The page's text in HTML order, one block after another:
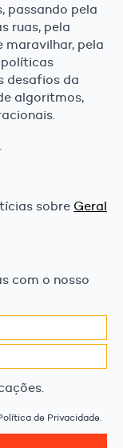
passando pela
ruas, pela
maravilhar, pela
desafios da
algoritmos,
sobre Geral
com o nosso
de Privacidade.